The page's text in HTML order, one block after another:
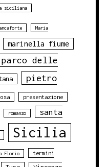
siciliana
Maria
marinella fiume
parco delle
pietro
presentazione
romanzo santa
Sicilia
Florio termini